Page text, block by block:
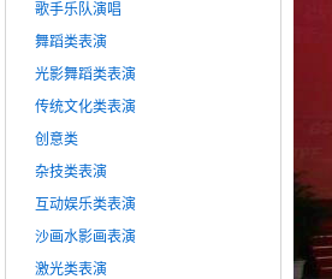
歌手乐队演唱
舞蹈类表演
光影舞蹈类表演
传统文化类表演
创意类
杂技类表演
互动娱乐类表演
沙画水影画表演
激光类表演